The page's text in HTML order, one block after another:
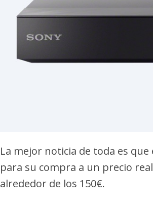
La mejor noticia de toda es
para su compra a un precio
alrededor de los 150€.